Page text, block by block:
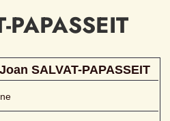
PAPASSEIT
Joan SALVAT-PAPASSEIT